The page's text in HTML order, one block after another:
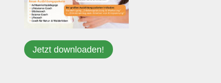
Jetzt downloaden!